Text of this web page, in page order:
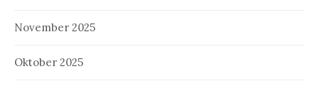
November 2025
Oktober 2025